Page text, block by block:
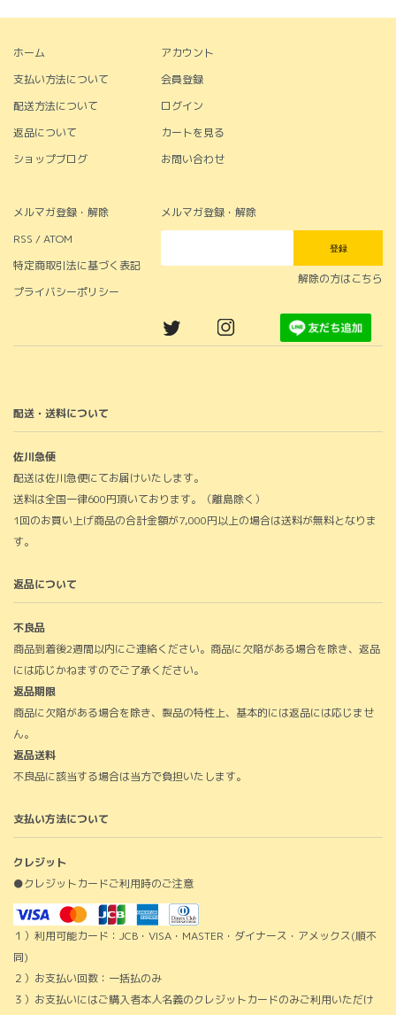
ホーム
支払い方法について
配送方法について
返品について
ショップブログ
アカウント
会員登録
ログイン
カートを見る
お問い合わせ
メルマガ登録・解除
RSS / ATOM
特定商取引法に基づく表記
プライバシーポリシー
メルマガ登録・解除
登録
解除の方はこちら
配送・送料について
佐川急便
配送は佐川急便にてお届けいたします。
送料は全国一律600円頂いております。（離島除く）
1回のお買い上げ商品の合計金額が7,000円以上の場合は送料が無料となりま
す。
返品について
不良品
商品到着後2週間以内にご連絡ください。商品に欠陥がある場合を除き、返品
には応じかねますのでご了承ください。
返品期限
商品に欠陥がある場合を除き、製品の特性上、基本的には返品には応じませ
ん。
返品送料
不良品に該当する場合は当方で負担いたします。
支払い方法について
クレジット
●クレジットカードご利用時のご注意
１）利用可能カード：JCB・VISA・MASTER・ダイナース・アメックス(順不
同)
２）お支払い回数：一括払のみ
３）お支払いにはご購入者本人名義のクレジットカードのみご利用いただけ